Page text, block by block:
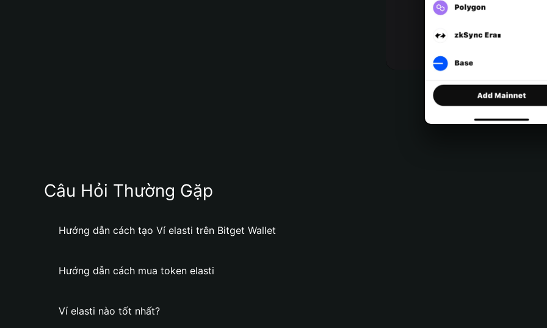
Câu Hỏi Thường Gặp
Hướng dẫn cách tạo Ví elasti trên Bitget Wallet
Hướng dẫn cách mua token elasti
Ví elasti nào tốt nhất?